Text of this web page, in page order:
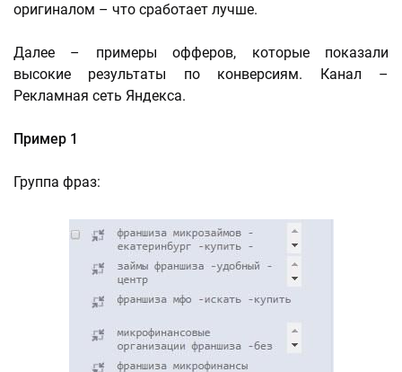
оригиналом – что сработает лучше.
Далее – примеры офферов, которые показали
высокие результаты по конверсиям. Канал –
Рекламная сеть Яндекса.
Пример 1
Группа фраз: